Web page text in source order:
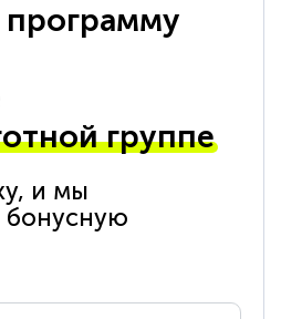
группе
и мы
бонусную